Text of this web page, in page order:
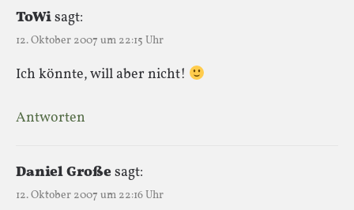
ToWisagt:
12. Oktober 2007 um 22:15 Uhr
Ich könnte, will aber nicht!
Antworten
Daniel Großesagt:
12. Oktober 2007 um 22:16 Uhr